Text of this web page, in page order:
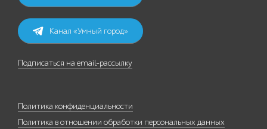
Канал «Умный город»
Подписаться на email-рассылку
Политика конфиденциальности
Политика в отношении обработки персональных данных